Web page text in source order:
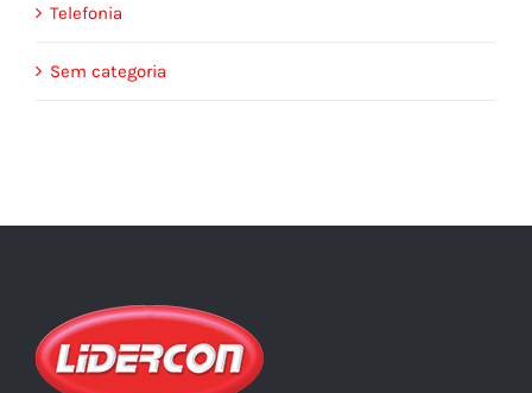
Telefonia
Sem categoria